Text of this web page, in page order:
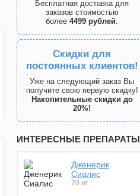
Бесплатная доставка для
заказов стоимостью
более 4499 рублей.
Скидки для
постоянных клиентов!
Уже на следующий заказ Вы
получите свою первую скидку!
Накопительные скидки до
20%!
ИНТЕРЕСНЫЕ ПРЕПАРАТЫ
Дженерик
Сиалис
20 мг